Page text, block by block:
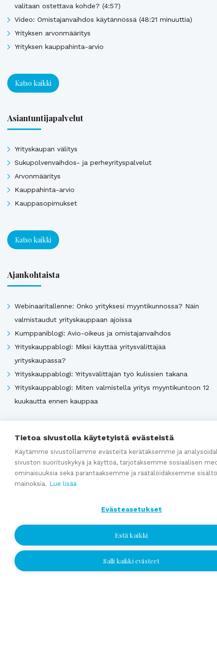
valitaan ostettava kohde? (4:57)
Video: Omistajanvaihdos käytännössä (48:21 minuuttia)
Yrityksen arvonmääritys
Yrityksen kauppahinta-arvio
Katso kaikki
Asiantuntijapalvelut
Yrityskaupan välitys
Sukupolvenvaihdos- ja perheyrityspalvelut
Arvonmääritys
Kauppahinta-arvio
Kauppasopimukset
Katso kaikki
Ajankohtaista
Webinaaritallenne: Onko yrityksesi myyntikunnossa? Näin
valmistaudut yrityskauppaan ajoissa
Kumppaniblogi: Avio-oikeus ja omistajanvaihdos
Yrityskauppablogi: Miksi käyttää yritysvälittäjää
yrityskaupassa?
Yrityskauppablogi: Yritysvälittäjän työ kulissien takana
Yrityskauppablogi: Miten valmistella yritys myyntikuntoon 12
kuukautta ennen kauppaa
Katso kaikki
Jätä yhteydenottopyyntö
Tietoa sivustolla käytetyistä evästeistä
Käytämme sivustollamme evästeitä kerätäksemme ja
sivuston suorituskykyä ja käyttöä, tarjotaksemme sosiaalisen
ominaisuuksia sekä parantaaksemme ja räätälöidäksemme
mainoksia. Lue lisää
Evästeasetukset
Estä kaikki
Salli kaikki evästeet